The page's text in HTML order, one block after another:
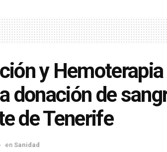
y Hemoterapia
donación de
de Tenerife
en Sanidad